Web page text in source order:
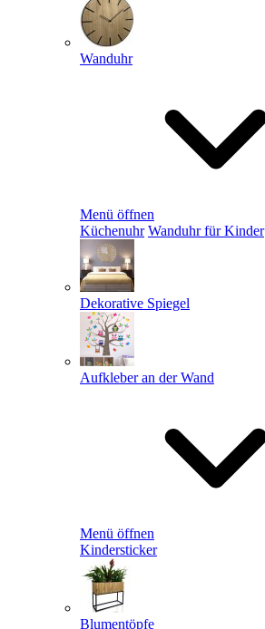
Wanduhr
Menü öffnen
Küchenuhr Wanduhr für Kinder
Dekorative Spiegel
Aufkleber an der Wand
Menü öffnen
Kindersticker
Blumentöpfe